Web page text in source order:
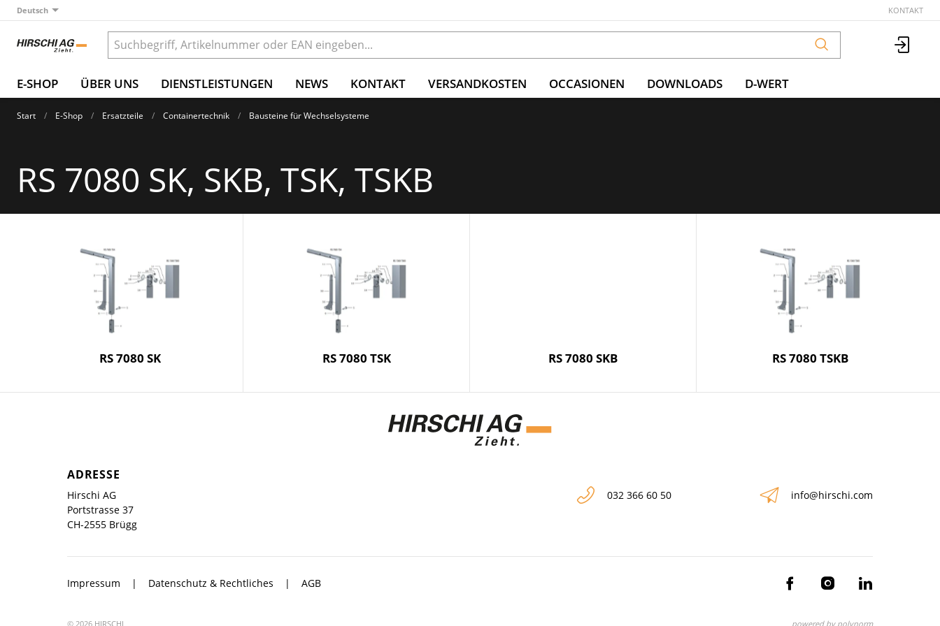
Deutsch KONTAKT
E-SHOP ÜBER UNS DIENSTLEISTUNGEN NEWS KONTAKT VERSANDKOSTEN OCCASIONEN DOWNLOADS D-WERT
Start E-Shop Ersatzteile Containertechnik Bausteine für Wechselsysteme
RS 7080 SK, SKB, TSK, TSKB
RS 7080 SK RS 7080 TSK RS 7080 SKB RS 7080 TSKB
ADRESSE
Hirschi AG
Portstrasse 37
CH-2555 Brügg
032 366 60 50 info@hirschi.com
Impressum Datenschutz & Rechtliches AGB
© 2026 HIRSCHI powered by polynorm